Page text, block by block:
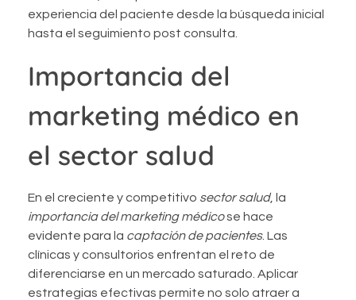
experiencia del paciente desde la búsqueda inicial
hasta el seguimiento post consulta.
Importancia del
marketing médico en
el sector salud
En el creciente y competitivo sector salud, la
importancia del marketing médicose hace
evidente para la captación de pacientes. Las
clínicas y consultorios enfrentan el reto de
diferenciarse en un mercado saturado. Aplicar
estrategias efectivas permite no solo atraer a